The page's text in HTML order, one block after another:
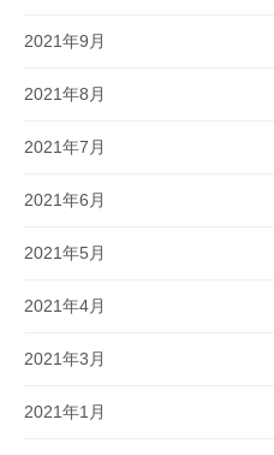
2021年9月
2021年8月
2021年7月
2021年6月
2021年5月
2021年4月
2021年3月
2021年1月